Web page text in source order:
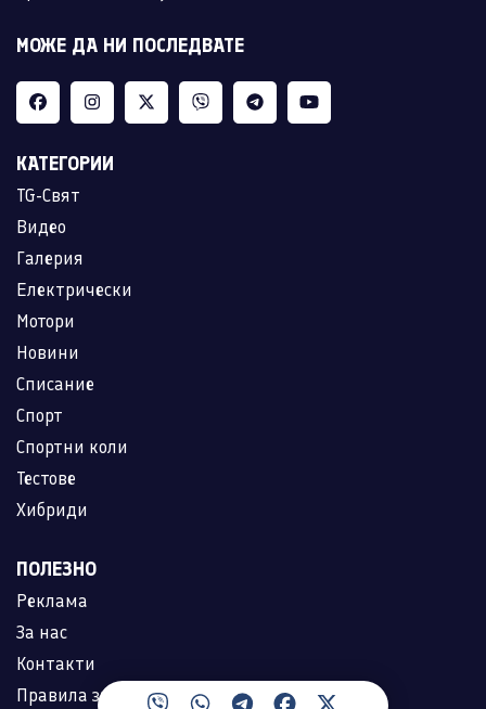
МОЖЕ ДА НИ ПОСЛЕДВАТЕ
КАТЕГОРИИ
TG-Свят
Видео
Галерия
Електрически
Мотори
Новини
Списание
Спорт
Спортни коли
Тестове
Хибриди
ПОЛЕЗНО
Реклама
За нас
Контакти
Правила за ползване